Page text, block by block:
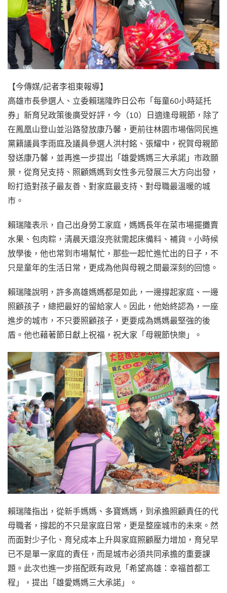
【今傳媒/記者李祖東報導】
高雄市長參選人、立委賴瑞隆昨日公布「每童60小時延托
券」新育兒政策後廣受好評，今（10）日適逢母親節，除了
在鳳凰山登山並沿路發放康乃馨，更前往林園市場偕同民進
黨籍議員李雨庭及議員參選人洪村銘、張耀中，祝賀母親節
發送康乃馨，並再進一步提出「雄愛媽媽三大承諾」市政願
景，從育兒支持、照顧媽媽到女性多元發展三大方向出發，
盼打造對孩子最友善、對家庭最支持、對母職最溫暖的城
市。
賴瑞隆表示，自己出身勞工家庭，媽媽長年在菜市場擺攤賣
水果、包肉粽，清晨天還沒亮就需起床備料、補貨。小時候
放學後，他也常到市場幫忙，那些一起忙進忙出的日子，不
只是童年的生活日常，更成為他與母親之間最深刻的回憶。
賴瑞隆說明，許多高雄媽媽都是如此，一邊撐起家庭、一邊
照顧孩子，總把最好的留給家人。因此，他始終認為，一座
進步的城市，不只要照顧孩子，更要成為媽媽最堅強的後
盾。他也藉著節日獻上祝福，祝大家「母親節快樂」。
賴瑞隆指出，從新手媽媽、多寶媽媽，到承擔照顧責任的代
母職者，撐起的不只是家庭日常，更是整座城市的未來。然
而面對少子化、育兒成本上升與家庭照顧壓力增加，育兒早
已不是單一家庭的責任，而是城市必須共同承擔的重要課
題。此次也進一步搭配既有政見「希望高雄：幸福首都工
程」，提出「雄愛媽媽三大承諾」。